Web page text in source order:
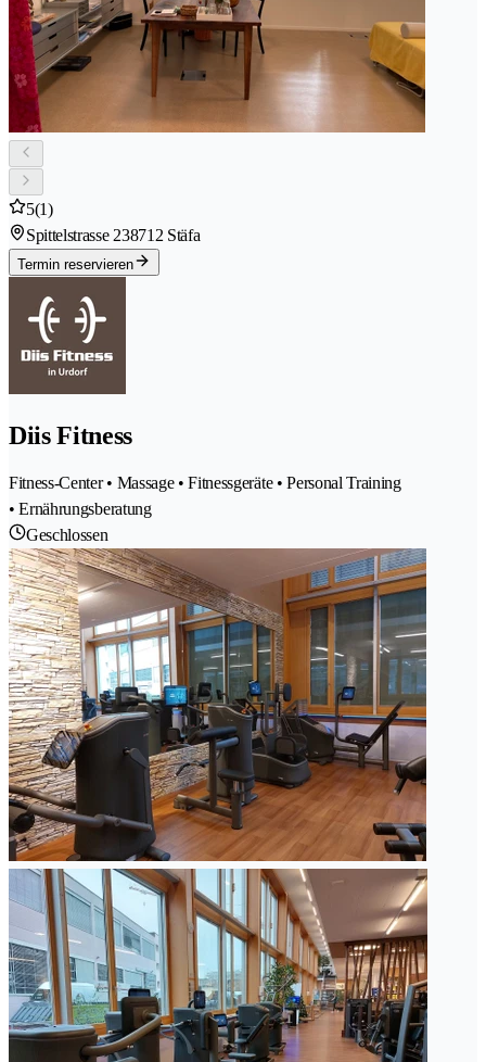
5(1)
Spittelstrasse 238712 Stäfa
Termin reservieren
Diis Fitness
Fitness-Center • Massage • Fitnessgeräte • Personal Training
• Ernährungsberatung
Geschlossen